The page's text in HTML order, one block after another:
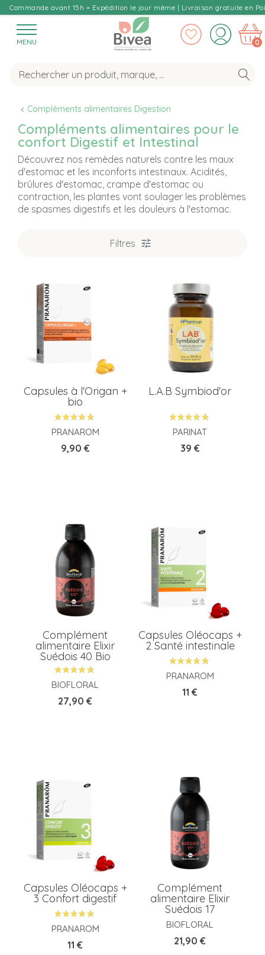
Commande avant 15h = Expédition le jour même | Livraison gratuite en
MENU 0
Compléments alimentaires Digestion
Compléments alimentaires pour le
confort Digestif et Intestinal
Découvrez nos remèdes naturels contre les maux
d'estomac et les inconforts intestinaux. Acidités,
brûlures d'estomac, crampe d'estomac ou
contraction, les plantes vont soulager les problèmes
de spasmes digestifs et les douleurs à l'estomac.
Filtres
Capsules à l'Origan +
bio
PRANAROM
Prix
9,90 €
L.A.B Symbiod'or
PARINAT
Prix
39 €
Complément
alimentaire Elixir
Suédois 40 Bio
BIOFLORAL
Prix
27,90 €
Capsules Oléocaps +
2 Santé intestinale
PRANAROM
Prix
11 €
Capsules Oléocaps +
3 Confort digestif
PRANAROM
Prix
11 €
Complément
alimentaire Elixir
Suédois 17
BIOFLORAL
Prix
21,90 €